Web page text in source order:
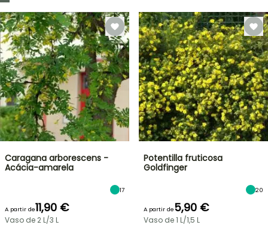
Caragana arborescens -
Acácia-amarela
17
A partir de11,90 €
Vaso de 2 L/3 L
Potentilla fruticosa
Goldfinger
20
A partir de5,90 €
Vaso de 1 L/1,5 L